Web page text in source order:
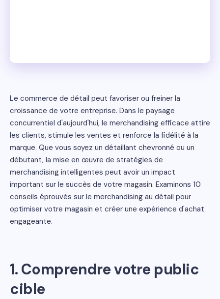
Le commerce de détail peut favoriser ou freiner la
croissance de votre entreprise. Dans le paysage
concurrentiel d'aujourd'hui, le merchandising efficace attire
les clients, stimule les ventes et renforce la fidélité à la
marque. Que vous soyez un détaillant chevronné ou un
débutant, la mise en œuvre de stratégies de
merchandising intelligentes peut avoir un impact
important sur le succès de votre magasin. Examinons 10
conseils éprouvés sur le merchandising au détail pour
optimiser votre magasin et créer une expérience d'achat
engageante.
1. Comprendre votre public
cible